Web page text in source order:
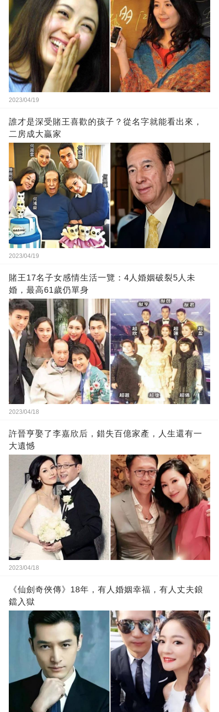
2023/04/19
誰才是深受賭王喜歡的孩子？從名字就能看出來，
二房成大贏家
2023/04/19
賭王17名子女感情生活一覽：4人婚姻破裂5人未
婚，最高61歲仍單身
2023/04/18
許晉亨娶了李嘉欣后，錯失百億家產，人生還有一
大遺憾
2023/04/18
《仙劍奇俠傳》18年，有人婚姻幸福，有人丈夫鋃
鐺入獄